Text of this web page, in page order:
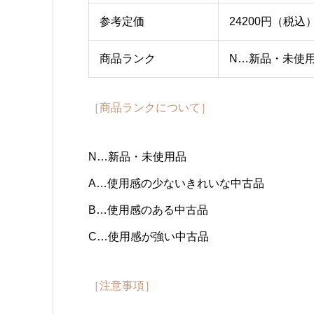
参考定価 24200円（税込
商品ランク N…新品・未使
［商品ランクについて］
N…新品・未使用品
A…使用感の少ないきれいな中古品
B…使用感のある中古品
C…使用感が強い中古品
［注意事項］